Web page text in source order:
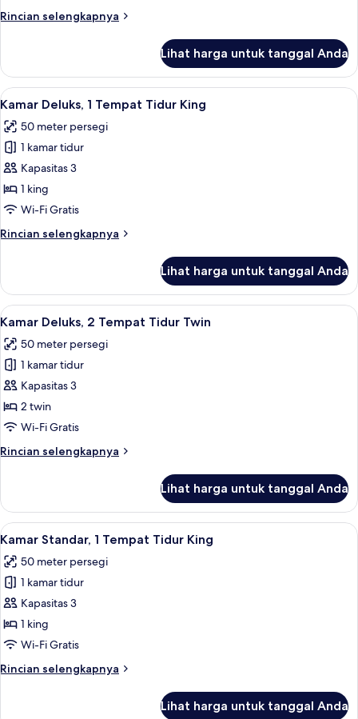
pemandangan
Rincian selengkapnya
Rincian
Suite
Presidensial,
2
tidur,
balkon,
danau
Lihat harga untuk tanggal Anda
Lihat
semua
foto
untuk
Kamar
Deluks,
1
Tidur
Seprai premium, minibar, brankas,
7
Kamar Deluks, 1 Tempat Tidur King
50 meter persegi
1 kamar tidur
Kapasitas 3
1 king
Wi-Fi Gratis
Rincian selengkapnya
Rincian
Kamar
Deluks,
1
Tidur
King
Lihat harga untuk tanggal Anda
Lihat
semua
foto
untuk
Kamar
Deluks,
2
Tidur
Seprai premium, minibar, brankas,
8
Kamar Deluks, 2 Tempat Tidur Twin
50 meter persegi
1 kamar tidur
Kapasitas 3
2 twin
Wi-Fi Gratis
Rincian selengkapnya
Rincian
Kamar
Deluks,
2
Tidur
Twin
Lihat harga untuk tanggal Anda
Lihat
semua
foto
untuk
Kamar
Standar,
1
Tidur
Seprai premium, minibar, brankas,
7
Kamar Standar, 1 Tempat Tidur King
50 meter persegi
1 kamar tidur
Kapasitas 3
1 king
Wi-Fi Gratis
Rincian selengkapnya
Rincian
Lihat harga untuk tanggal Anda